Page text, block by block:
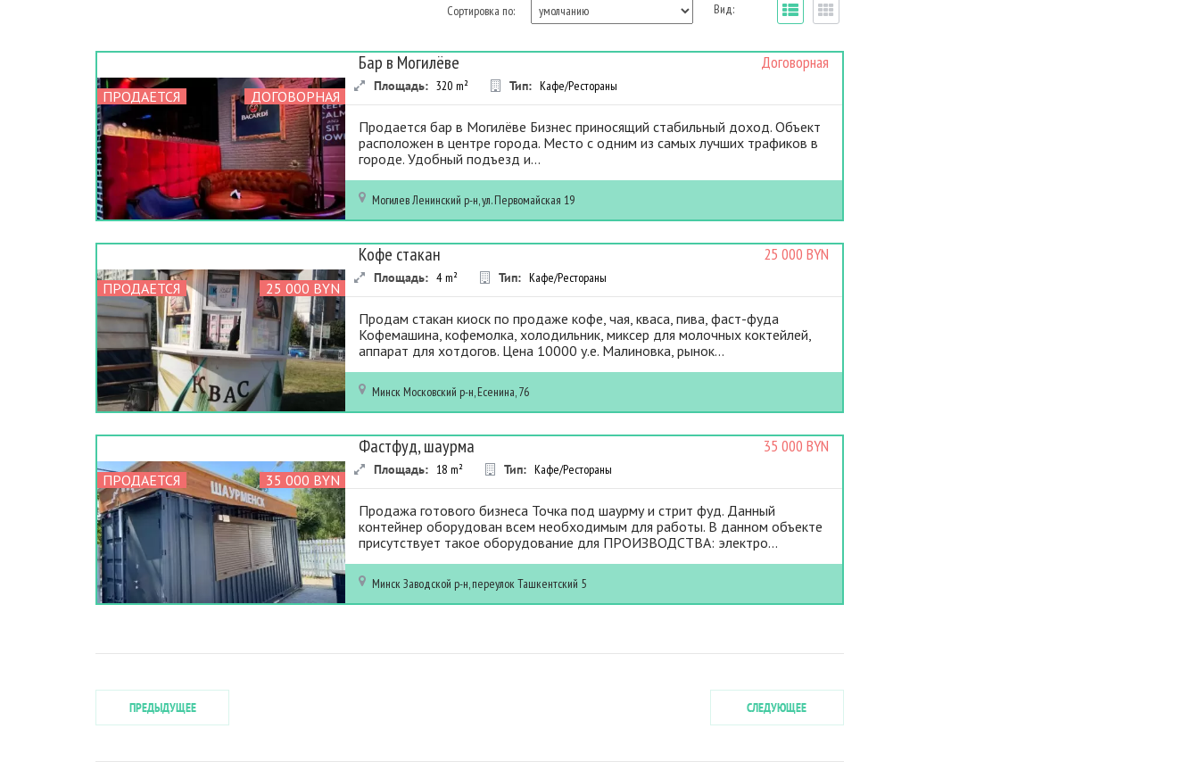
Сортировка по: Вид:
ПРОДАЕТСЯ ДОГОВОРНАЯ
Бар в Могилёве Договорная
Площадь: 320 m² Тип: Кафе/Рестораны
Продается бар в Могилёве Бизнес приносящий стабильный доход. Объект
расположен в центре города. Место с одним из самых лучших трафиков в
городе. Удобный подъезд и...
МогилевЛенинский р-н, ул. Первомайская 19
ПРОДАЕТСЯ 25 000 BYN
Кофе стакан 25 000 BYN
Площадь: 4 m² Тип: Кафе/Рестораны
Продам стакан киоск по продаже кофе, чая, кваса, пива, фаст-фуда
Кофемашина, кофемолка, холодильник, миксер для молочных коктейлей,
аппарат для хотдогов. Цена 10000 у.е. Малиновка, рынок...
Минск Московский р-н, Есенина, 76
ПРОДАЕТСЯ 35 000 BYN
Фастфуд, шаурма 35 000 BYN
Площадь: 18 m² Тип: Кафе/Рестораны
Продажа готового бизнеса Точка под шаурму и стрит фуд. Данный
контейнер оборудован всем необходимым для работы. В данном объекте
присутствует такое оборудование для ПРОИЗВОДСТВА: электро...
Минск Заводской р-н, переулок Ташкентский 5
ПРЕДЫДУЩЕЕ СЛЕДУЮЩЕЕ